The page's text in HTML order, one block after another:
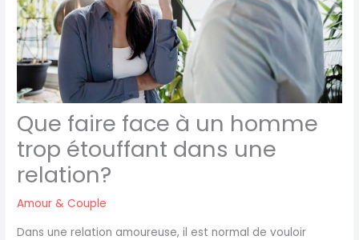
Que faire face à un homme
trop étouffant dans une
relation?
Amour & Couple
Dans une relation amoureuse, il est normal de vouloir